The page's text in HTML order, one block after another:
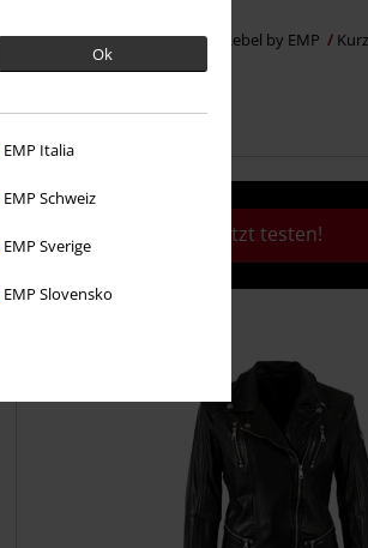
Ok
EMP Italia
EMP Schweiz
EMP Sverige
EMP Slovensko
Stay A Little Longer Rock Rebel by EMP
Jetzt testen!